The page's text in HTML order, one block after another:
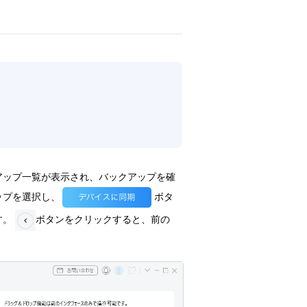
プ一覧が表示され、バックアップを確
を選択し、
ボタ
ボタンをクリックすると、前の